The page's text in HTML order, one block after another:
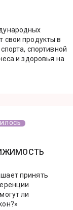
свои продукты в
спортивной
и здоровья на
принять
ли